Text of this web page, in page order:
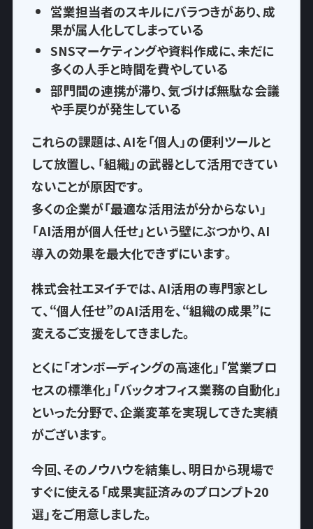
営業担当者のスキルにバラつきがあり、成
果が属人化してしまっている
SNSマーケティングや資料作成に、未だに
多くの人手と時間を費やしている
部門間の連携が滞り、気づけば無駄な会議
や手戻りが発生している
これらの課題は、AIを「個人」の便利ツールと
して放置し、 「組織」の武器として活用できてい
ないことが原因です。
多くの企業が「最適な活用法が分からない」
「AI活用が個人任せ」という壁にぶつかり、AI
導入の効果を最大化できずにいます。
株式会社エヌイチでは、AI活用の専門家とし
て、“個人任せ”のAI活用を、“組織の成果”に
変えるご支援をしてきました。
とくに「オンボーディングの高速化」「営業プロ
セスの標準化」「バックオフィス業務の自動化」
といった分野で、企業変革を実現してきた実績
がございます。
今回、そのノウハウを結集し、明日から現場で
すぐに使える「成果実証済みのプロンプト20
選」をご用意しました。